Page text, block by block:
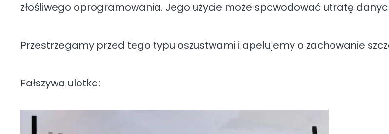
złośliwego oprogramowania. Jego użycie może spowodować utratę
Przestrzegamy przed tego typu oszustwami i apelujemy o zachowanie
Fałszywa ulotka: